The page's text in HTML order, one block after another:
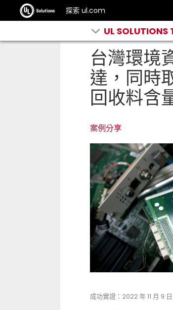
探索 ul.com
UL SOLUTIONS
台灣環境
達，同時
回收料含
案例分享
成功實證：2022 年 11 月 9 日